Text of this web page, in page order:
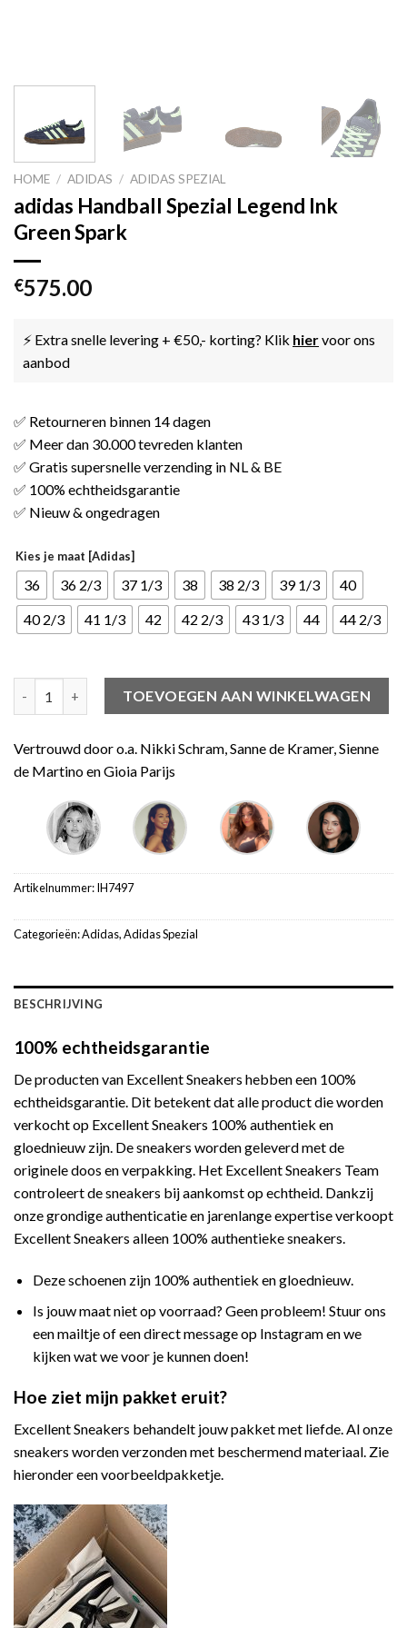
HOME / ADIDAS / ADIDAS SPEZIAL
adidas Handball Spezial Legend Ink
Green Spark
€575.00
⚡ Extra snelle levering + €50,- korting? Klik hiervoor ons
aanbod
✅ Retourneren binnen 14 dagen
✅ Meer dan 30.000 tevreden klanten
✅ Gratis supersnelle verzending in NL & BE
✅ 100% echtheidsgarantie
✅ Nieuw & ongedragen
Kies je maat [Adidas]
36 36 2/3 37 1/3 38 38 2/3 39 1/3
40
40 2/3
41 1/3 42 42 2/3 43 1/3 44 44 2/3
adidas Handball Spezial Legend Ink Green Spark aantal
TOEVOEGEN AAN WINKELWAGEN
Vertrouwd door o.a. Nikki Schram, Sanne de Kramer, Sienne
de Martino en Gioia Parijs
Artikelnummer:IH7497
Categorieën:Adidas,Adidas Spezial
BESCHRIJVING
100% echtheidsgarantie
De producten van Excellent Sneakers hebben een 100%
echtheidsgarantie. Dit betekent dat alle product die worden
verkocht op Excellent Sneakers 100% authentiek en
gloednieuw zijn. De sneakers worden geleverd met de
originele doos en verpakking. Het Excellent Sneakers Team
controleert de sneakers bij aankomst op echtheid. Dankzij
onze grondige authenticatie en jarenlange expertise verkoopt
Excellent Sneakers alleen 100% authentieke sneakers.
Deze schoenen zijn 100% authentiek en gloednieuw.
Is jouw maat niet op voorraad? Geen probleem! Stuur ons
een mailtje of een direct message op Instagram en we
kijken wat we voor je kunnen doen!
Hoe ziet mijn pakket eruit?
Excellent Sneakers behandelt jouw pakket met liefde. Al onze
sneakers worden verzonden met beschermend materiaal. Zie
hieronder een voorbeeldpakketje.